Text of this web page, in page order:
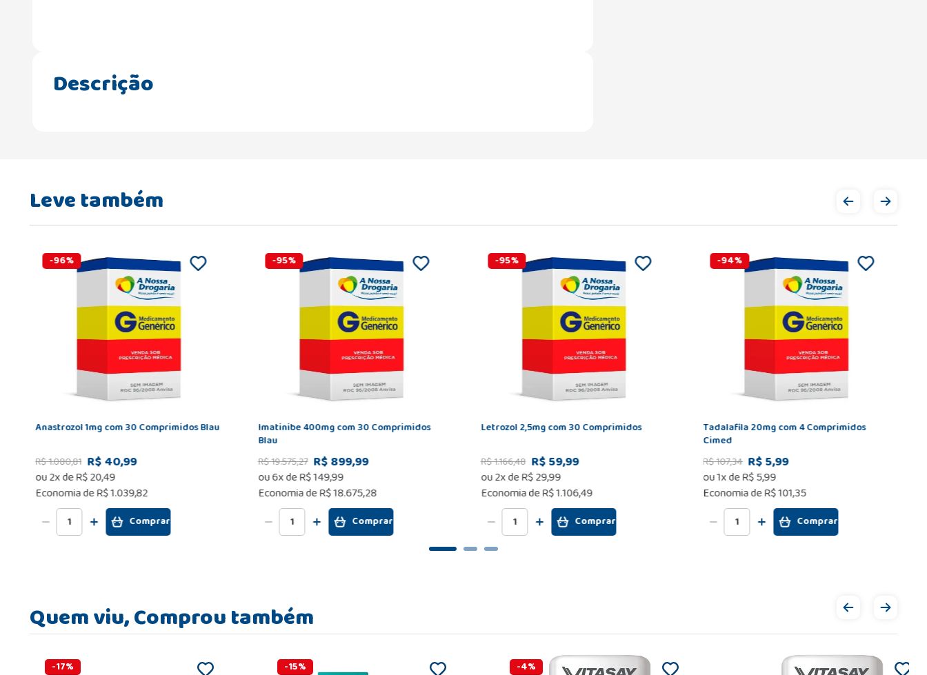
Descrição
Leve também
-96%
Anastrozol 1mg com 30 Comprimidos Blau
R$1.080,81 R$ 40,99
ou2x deR$20,49
Economia deR$ 1.039,82
Comprar
-95%
Imatinibe 400mg com 30 Comprimidos
Blau
R$19.575,27 R$ 899,99
ou6x deR$149,99
Economia deR$ 18.675,28
Comprar
-95%
Letrozol 2,5mg com 30 Comprimidos
R$1.166,48 R$ 59,99
ou2x deR$29,99
Economia deR$ 1.106,49
Comprar
-94%
Tadalafila 20mg com 4 Comprimidos
Cimed
R$107,34 R$ 5,99
ou1x deR$5,99
Economia deR$ 101,35
Comprar
Quem viu, Comprou também
-17% -15% -4%